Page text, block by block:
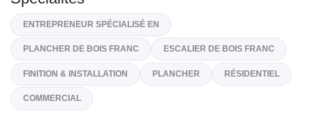
(418) 390 2574
http://plancherpm.com/